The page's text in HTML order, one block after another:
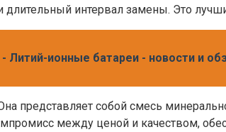
длительный интервал замены. Это
Литий-ионные батареи - новости и
представляет собой смесь
между ценой и качеством,